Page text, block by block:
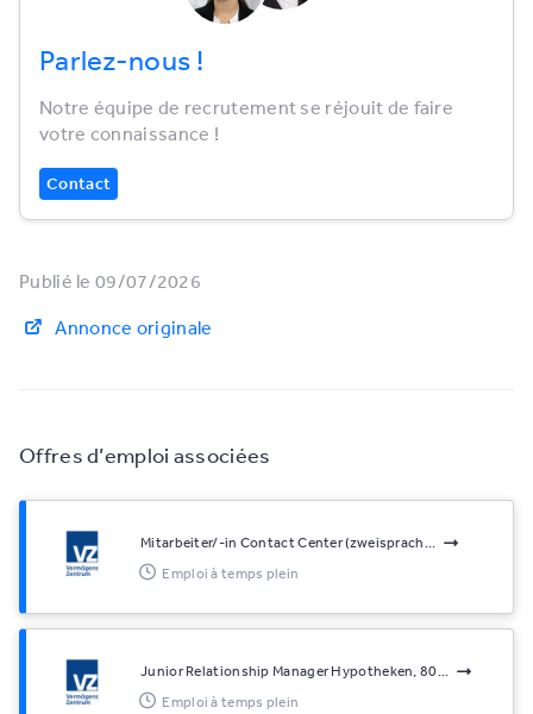
Offres d’emploi associées
Mitarbeiter/-in Contact Center (zweisprach...
Emploi à temps plein
Junior Relationship Manager Hypotheken, 80...
Emploi à temps plein
Parlez-nous !
Notre équipe de recrutement se réjouit de faire
votre connaissance !
Contact
Publié le 09/07/2026
Annonce originale